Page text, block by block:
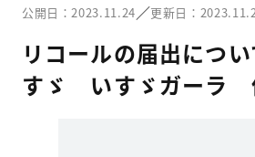
公開日：2023.11.24／更新日：
リコールの届出につ
すゞ いすゞガーラ